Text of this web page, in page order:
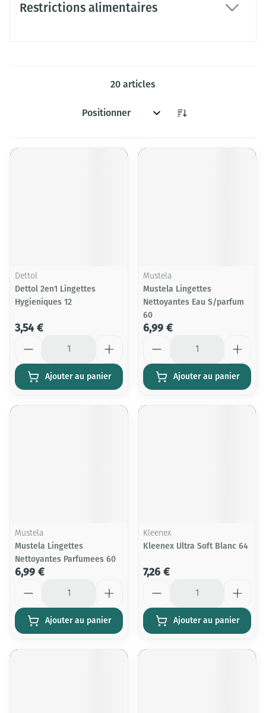
Restrictions alimentaires
20 articles
Trier par:
Dettol
Dettol 2en1 Lingettes
Hygieniques 12
3,54 €
Ajouter au panier
Mustela
Mustela Lingettes
Nettoyantes Eau S/parfum
60
6,99 €
Ajouter au panier
Mustela
Mustela Lingettes
Nettoyantes Parfumees 60
6,99 €
Ajouter au panier
Kleenex
Kleenex Ultra Soft Blanc 64
7,26 €
Ajouter au panier